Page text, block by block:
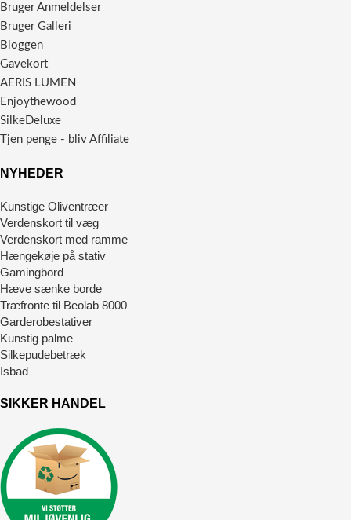
Bruger Anmeldelser
Bruger Galleri
Bloggen
Gavekort
AERIS LUMEN
Enjoythewood
SilkeDeluxe
Tjen penge - bliv Affiliate
NYHEDER
Kunstige Oliventræer
Verdenskort til væg
Verdenskort med ramme
Hængekøje på stativ
Gamingbord
Hæve sænke borde
Træfronte til Beolab 8000
Garderobestativer
Kunstig palme
Silkepudebetræk
Isbad
SIKKER HANDEL